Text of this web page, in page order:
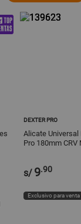
DEXTER PRO
Alicate Universal
Pro 180mm CRV
s/ 9.90
Exclusivo para venta